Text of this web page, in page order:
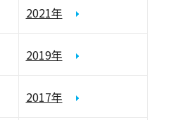
2021年
2019年
2017年